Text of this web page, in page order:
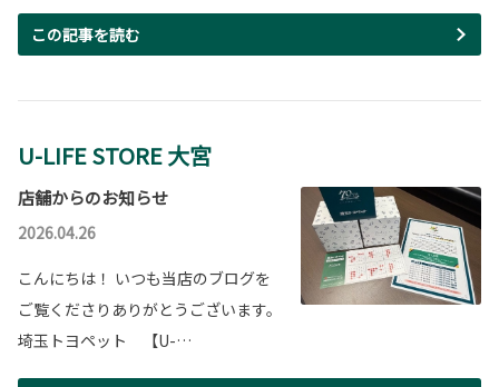
この記事を読む
U-LIFE STORE 大宮
店舗からのお知らせ
2026.04.26
こんにちは！ いつも当店のブログを
ご覧くださりありがとうございます。
埼玉トヨペット 【U-…